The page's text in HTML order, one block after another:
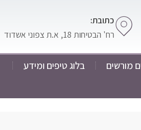
כתובת:
רח' הבטיחות 18, א.ת צפוני אשדוד
מורשים
בלוג טיפים ומידע